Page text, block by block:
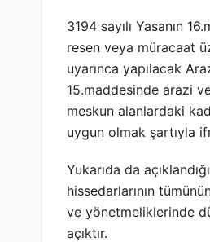
3194 sayılı Yasanın
resen veya müracaat
uyarınca yapılacak
15.maddesinde arazi
meskun alanlardaki
uygun olmak şartıyla
Yukarıda da
hissedarlarının
ve yönetmeliklerinde
açıktır.